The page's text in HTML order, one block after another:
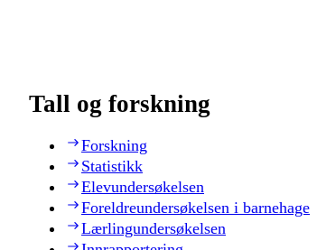
Tall og forskning
Forskning
Statistikk
Elevundersøkelsen
Foreldreundersøkelsen i barnehage
Lærlingundersøkelsen